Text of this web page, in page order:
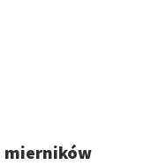
mierników